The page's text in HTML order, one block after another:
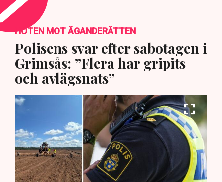
HOTEN MOT ÄGANDERÄTTEN
Polisens svar efter sabotagen i
Grimsås: ”Flera har gripits
och avlägsnats”